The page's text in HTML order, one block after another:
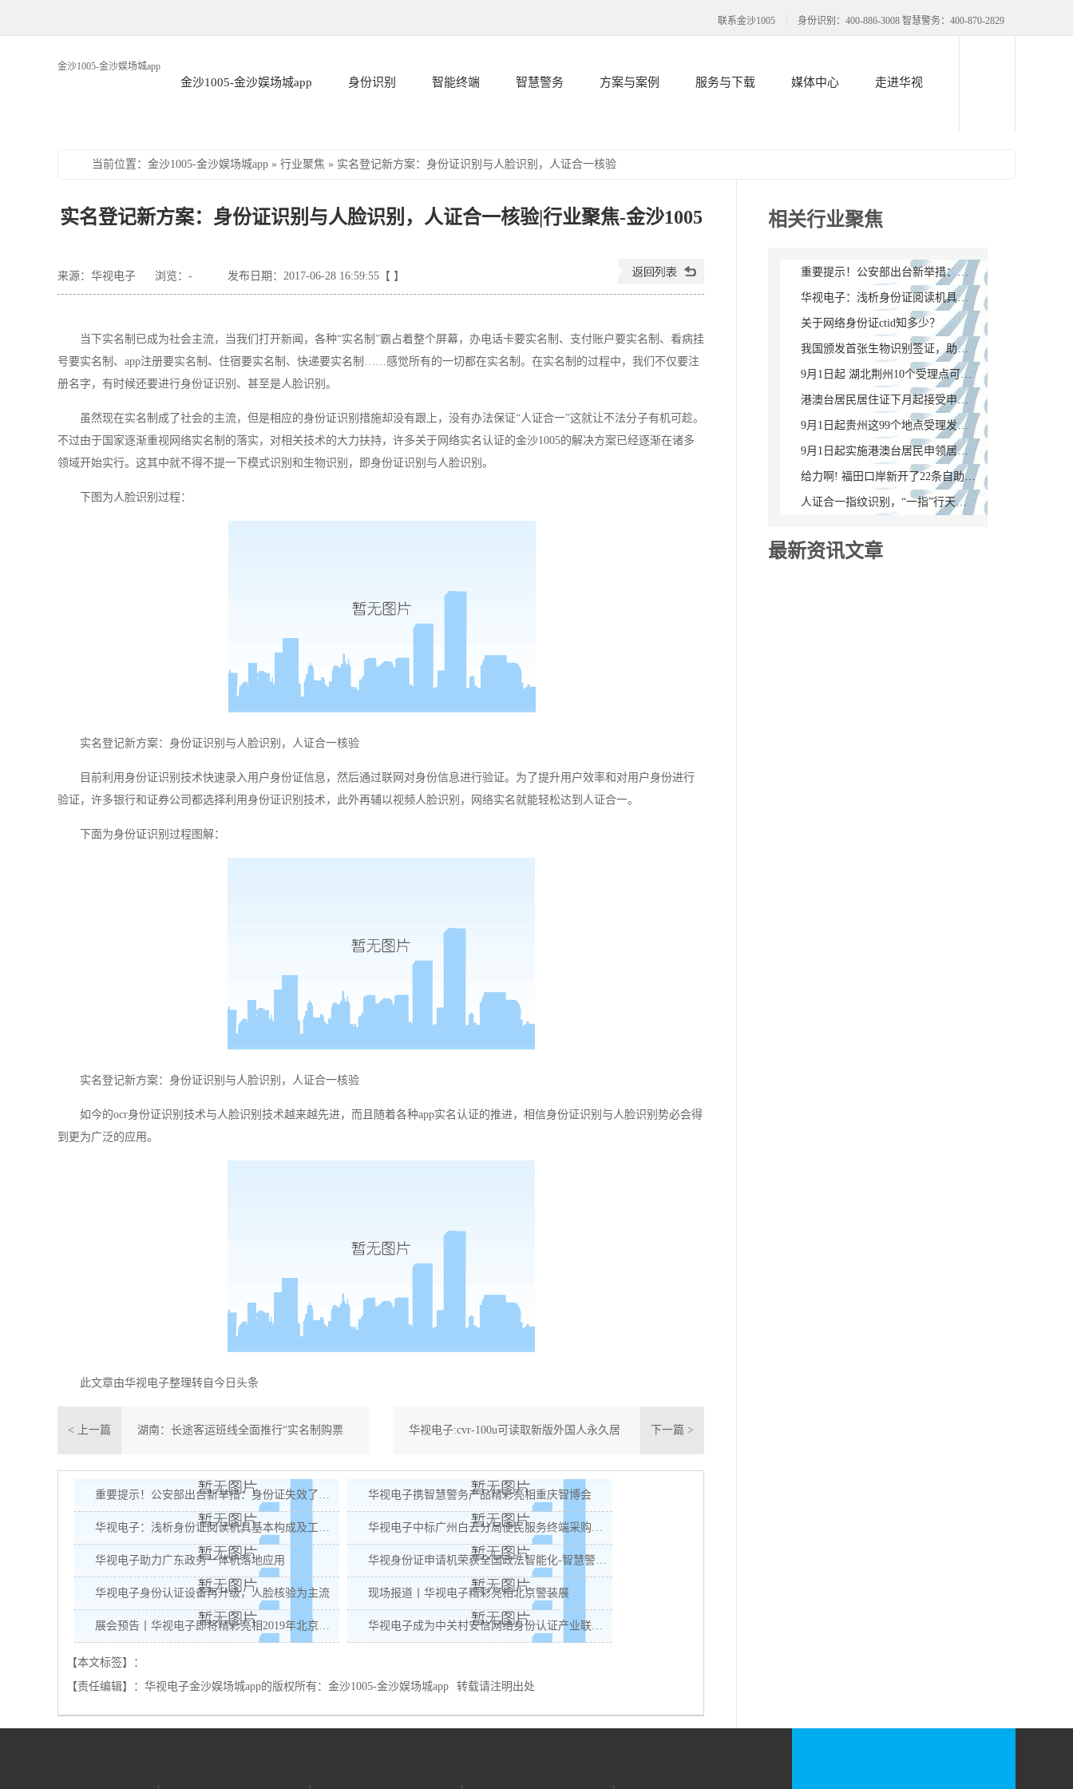
联系金沙1005 身份识别：400-886-3008 智慧警务：400-870-2829
金沙1005-金沙娱场城app
金沙1005-金沙娱场城app 身份识别 智能终端 智慧警务 方案与案例 服务与下载 媒体中心 走进华视
当前位置 ： 金沙1005-金沙娱场城app » 行业聚焦 » 实名登记新方案：身份证识别与人脸识别，人证合一核验
实名登记新方案：身份证识别与人脸识别，人证合一核验|行业聚焦-金沙1005
来源：华视电子 浏览： - 发布日期：2017-06-28 16:59:55【 】
当下实名制已成为社会主流，当我们打开新闻，各种“实名制”霸占着整个屏幕，办电话卡要实名制、支付账户要实名制、看病挂
号要实名制、 app注册要实名制、住宿要实名制、快递要实名制 ……感觉所有的一切都在实名制。在实名制的过程中，我们不仅要注
册名字，有时候还要进行身份证识别、甚至是人脸识别。
虽然现在实名制成了社会的主流，但是相应的身份证识别措施却没有跟上，没有办法保证“人证合一”这就让不法分子有机可趁。
不过由于国家逐渐重视网络实名制的落实，对相关技术的大力扶持，许多关于网络实名认证的金沙1005的解决方案已经逐渐在诸多
领域开始实行。这其中就不得不提一下模式识别和生物识别，即身份证识别与人脸识别。
下图为人脸识别过程：
实名登记新方案：身份证识别与人脸识别，人证合一核验
目前利用身份证识别技术快速录入用户身份证信息，然后通过联网对身份信息进行验证。为了提升用户效率和对用户身份进行
验证，许多银行和证券公司都选择利用身份证识别技术，此外再辅以视频人脸识别，网络实名就能轻松达到人证合一。
下面为身份证识别过程图解：
实名登记新方案：身份证识别与人脸识别，人证合一核验
如今的ocr身份证识别技术与人脸识别技术越来越先进，而且随着各种app实名认证的推进，相信身份证识别与人脸识别势必会得
到更为广泛的应用。
此文章由华视电子整理转自今日头条
< 上一篇 湖南：长途客运班线全面推行“实名制购票 下一篇 >
华视电子:cvr-100u可读取新版外国人永久居
重要提示！公安部出台新举措：身份证失效了可以这样补救
华视电子携智慧警务产品精彩亮相重庆智博会
华视电子：浅析身份证阅读机具基本构成及工作原理 华视电子中标广州白云分局便民服务终端采购项目
华视电子助力广东政务一体机落地应用 华视身份证申请机荣获全国政法智能化-智慧警务创新产品奖
华视电子身份认证设备再升级，人脸核验为主流 现场报道丨华视电子精彩亮相北京警装展
展会预告丨华视电子即将精彩亮相2019年北京警装展 华视电子成为中关村安信网络身份认证产业联盟会员单位
【本文标签】：
【责任编辑】： 华视电子金沙娱场城app的版权所有： 金沙1005-金沙娱场城app 转载请注明出处
相关行业聚焦
重要提示！公安部出台新举措：身份证失效了可以这样补救
华视电子：浅析身份证阅读机具基本构成及工作原理
关于网络身份证ctid知多少？
我国颁发首张生物识别签证，助力构建信息时代
9月1日起 湖北荆州10个受理点可办理港澳台居民居住证
港澳台居民居住证下月起接受申领 福建省1217个公安户籍办理窗口设受理点
9月1日起贵州这99个地点受理发放港澳台居民居住证（附申领教程）
9月1日起实施港澳台居民申领居住证新政，广东386个受理点公布！
给力啊! 福田口岸新开了22条自助通道，附港澳通行证签注地址大全
人证合一指纹识别，“一指”行天下不是梦！
最新资讯文章